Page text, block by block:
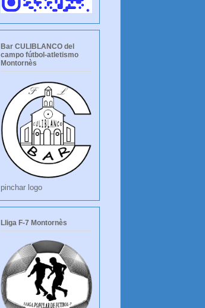
Bar CULIBLANCO del
campo fútbol-atletismo
Montornès
pinchar logo
Lliga F-7 Montornès